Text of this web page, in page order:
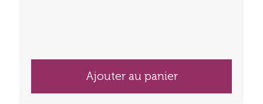
Ajouter au panier